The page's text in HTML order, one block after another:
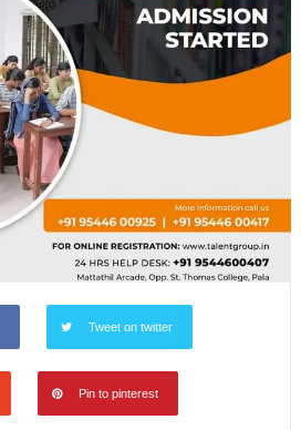
Tweet on twitter
Pin to pinterest